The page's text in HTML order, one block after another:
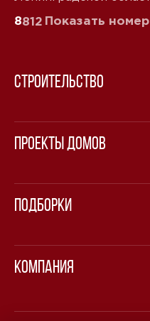
8812 Показать номер
Строительство
Проекты домов
Подборки
Компания